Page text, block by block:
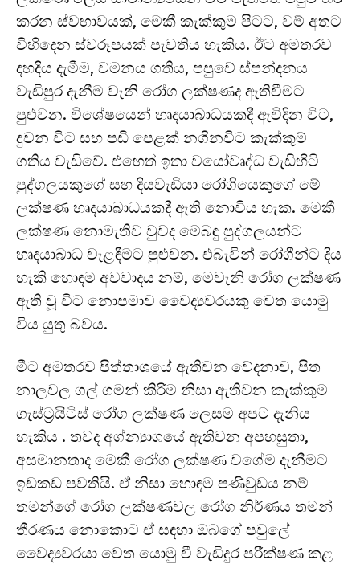
කරන ස්වභාවයක්, මෙකී කැක්කුම පිටට, වම් අතට
විහිදෙන ස්වරූපයක් පැවතිය හැකිය. ඊට අමතරව
දහදිය දැමීම, වමනය ගතිය, පපුවේ ස්පන්දනය
වැඩිපුර දැනීම වැනි රෝග ලක්ෂණද ඇතිවීමට
පුළුවන. විශේෂයෙන් හෘදයාබාධයකදී ඇවිදින විට,
දුවන විට සහ පඩි පෙළක් නගිනවිට කැක්කුම්
ගතිය වැඩිවේ. එහෙත් ඉතා වයෝවෘද්ධ වැඩිහිටි
පුද්ගලයකුගේ සහ දියවැඩියා රෝගියෙකුගේ මේ
ලක්ෂණ හෘදයාබාධයකදී ඇති නොවිය හැක. මෙකී
ලක්ෂණ නොමැතිව වුවද මෙබඳු පුද්ගලයන්ට
හෘදයාබාධ වැළඳීමට පුළුවන. එබැවින් රෝගීන්ට දිය
හැකි හොඳම අවවාදය නම්, මෙවැනි රෝග ලක්ෂණ
ඇති වූ විට නොපමාව වෛද්‍යවරයකු වෙත යොමු
විය යුතු බවය.
මීට අමතරව පිත්තාශයේ ඇතිවන වේදනාව, පිත
නාලවල ගල් ගමන් කිරීම නිසා ඇතිවන කැක්කුම
ගැස්ට්‍රයිටිස් රෝග ලක්ෂණ ලෙසම අපට දැනිය
හැකිය . තවද අග්න්‍යාශයේ ඇතිවන අපහසුතා,
අසමානතාද මෙකී රෝග ලක්ෂණ වගේම දැනීමට
ඉඩකඩ පවතියි. ඒ නිසා හොඳම පණිවුඩය නම්
තමන්ගේ රෝග ලක්ෂණවල රෝග නිර්ණය තමන්
තීරණය නොකොට ඒ සඳහා ඔබගේ පවුලේ
වෛද්‍යවරයා වෙත යොමු වී වැඩිදුර පරීක්ෂණ කළ